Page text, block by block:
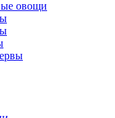
овощи